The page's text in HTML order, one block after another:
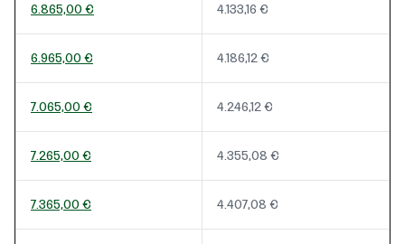
6.865,00 € 4.133,16 €
6.965,00 € 4.186,12 €
7.065,00 € 4.246,12 €
7.265,00 € 4.355,08 €
7.365,00 € 4.407,08 €